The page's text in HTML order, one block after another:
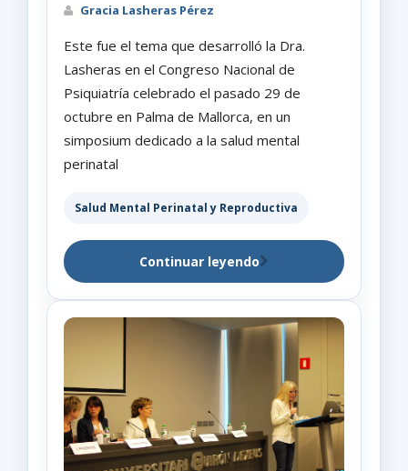
Gracia Lasheras Pérez
Este fue el tema que desarrolló la Dra.
Lasheras en el Congreso Nacional de
Psiquiatría celebrado el pasado 29 de
octubre en Palma de Mallorca, en un
simposium dedicado a la salud mental
perinatal
Salud Mental Perinatal y Reproductiva
Continuar leyendo